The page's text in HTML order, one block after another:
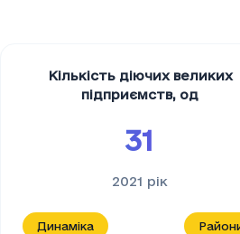
Кількість діючих великих
підприємств, од
31
2021 рік
Динаміка